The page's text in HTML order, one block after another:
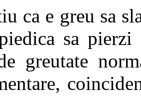
ca e greu sa
sa
greutate